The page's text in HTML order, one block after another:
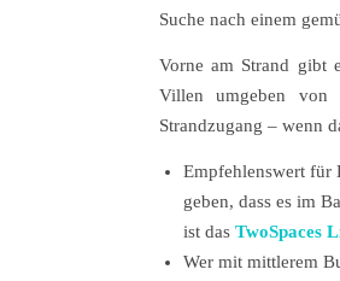
Suche nach einem
Vorne am Strand gibt
Villen umgeben von
Strandzugang – wenn
Empfehlenswert für
geben, dass es im
ist das TwoSpaces
Wer mit mittlerem